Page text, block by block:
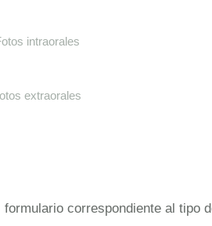
intraorales
extraorales
correspondiente al tipo